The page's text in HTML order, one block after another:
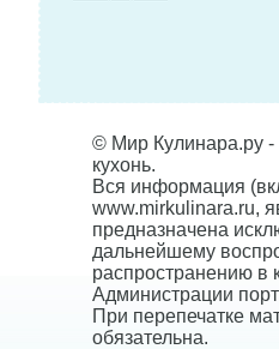
© Мир Кулинара.ру -
кухонь.
Вся информация
www.mirkulinara.ru,
предназначена
дальнейшему
распространению в
Администрации
При перепечатке
обязательна.